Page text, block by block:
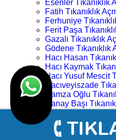
Esenler Tıkanıklık
Fatih Tıkanıklık
Ferhuniye
Ferit Paşa
Gazali Tıkanıklık
Gödene Tıkanıklık
Hacı Hasan
Hacı Kaymak
Hacı Yusuf Mescit
Hacıveyiszade
Hamza Oğlu
Hanay Başı
Harmancık
Hocacihan
Hüsamettin Çelebi